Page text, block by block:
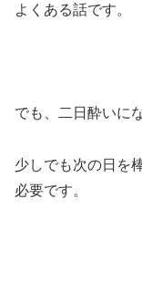
よくある話です。
でも、二日酔いに
少しでも次の日を
必要です。